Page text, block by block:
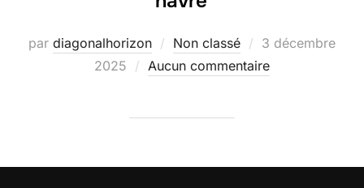
par diagonalhorizon Non classé
Publié
le
3 décembre
2025
Aucun commentaire